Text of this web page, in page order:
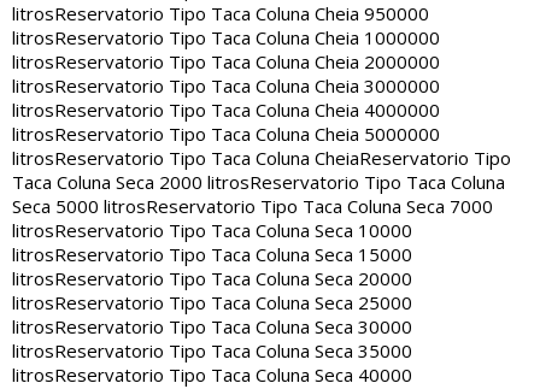
litrosReservatorio Tipo Taca Coluna Cheia 950000
litrosReservatorio Tipo Taca Coluna Cheia 1000000
litrosReservatorio Tipo Taca Coluna Cheia 2000000
litrosReservatorio Tipo Taca Coluna Cheia 3000000
litrosReservatorio Tipo Taca Coluna Cheia 4000000
litrosReservatorio Tipo Taca Coluna Cheia 5000000
litrosReservatorio Tipo Taca Coluna CheiaReservatorio Tipo
Taca Coluna Seca 2000 litrosReservatorio Tipo Taca Coluna
Seca 5000 litrosReservatorio Tipo Taca Coluna Seca 7000
litrosReservatorio Tipo Taca Coluna Seca 10000
litrosReservatorio Tipo Taca Coluna Seca 15000
litrosReservatorio Tipo Taca Coluna Seca 20000
litrosReservatorio Tipo Taca Coluna Seca 25000
litrosReservatorio Tipo Taca Coluna Seca 30000
litrosReservatorio Tipo Taca Coluna Seca 35000
litrosReservatorio Tipo Taca Coluna Seca 40000